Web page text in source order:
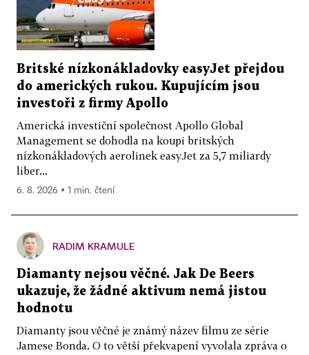
Britské nízkonákladovky easyJet přejdou
do amerických rukou. Kupujícím jsou
investoři z firmy Apollo
Americká investiční společnost Apollo Global
Management se dohodla na koupi britských
nízkonákladových aerolinek easyJet za 5,7 miliardy
liber...
6. 8. 2026 ▪ 1 min. čtení
RADIM KRAMULE
Diamanty nejsou věčné. Jak De Beers
ukazuje, že žádné aktivum nemá jistou
hodnotu
Diamanty jsou věčné je známý název filmu ze série
Jamese Bonda. O to větší překvapení vyvolala zpráva o